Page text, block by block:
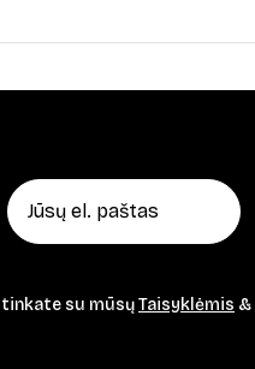
su mūsųTaisyklėmis &